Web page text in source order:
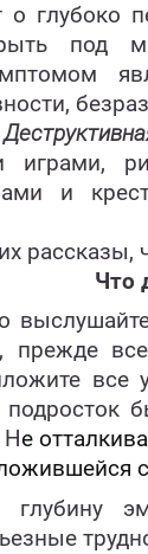
о глубоко
под
играми,
и
рассказы,
Что
все
Не
глубину